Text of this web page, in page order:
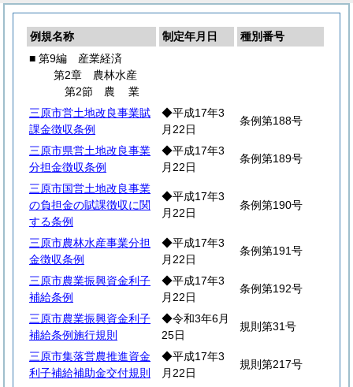
例規名称 制定年月日
種別番号
■ 第9編 産業経済
第2章 農林水産
第2節 農業
三原市営土地改良事業賦
課金徴収条例
◆平成17年3
月22日
条例第188号
三原市県営土地改良事業
分担金徴収条例
◆平成17年3
月22日
条例第189号
三原市国営土地改良事業
の負担金の賦課徴収に関
する条例
◆平成17年3
月22日
条例第190号
三原市農林水産事業分担
金徴収条例
◆平成17年3
月22日
条例第191号
三原市農業振興資金利子
補給条例
◆平成17年3
月22日
条例第192号
三原市農業振興資金利子
補給条例施行規則
◆令和3年6月
25日
規則第31号
三原市集落営農推進資金
利子補給補助金交付規則
◆平成17年3
月22日
規則第217号